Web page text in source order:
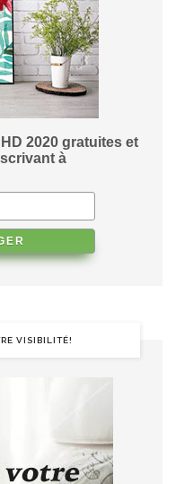
2020 gratuites et
à
VISIBILITÉ!